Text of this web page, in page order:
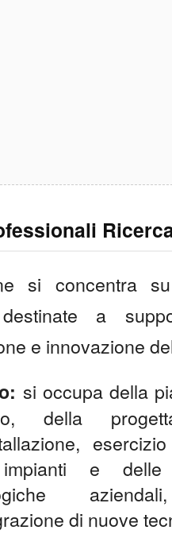
si concentra
destinate a
e innovazione
si occupa della
della
e delle
di nuove